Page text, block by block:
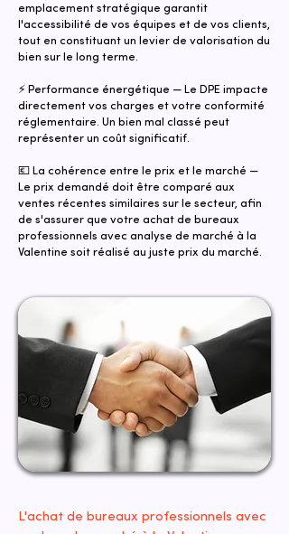
emplacement stratégique garantit
l'accessibilité de vos équipes et de vos clients,
tout en constituant un levier de valorisation du
bien sur le long terme.
⚡ Performance énergétique — Le DPE impacte
directement vos charges et votre conformité
réglementaire. Un bien mal classé peut
représenter un coût significatif.
💶 La cohérence entre le prix et le marché —
Le prix demandé doit être comparé aux
ventes récentes similaires sur le secteur, afin
de s'assurer que votre achat de bureaux
professionnels avec analyse de marché à la
Valentine soit réalisé au juste prix du marché.
L'achat de bureaux professionnels avec